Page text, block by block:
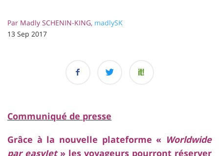
Par Madly SCHENIN-KING, madlySK
13 Sep 2017
Communiqué de presse
Grâce à la nouvelle plateforme « Worldwide
par easyJet» les voyageurs pourront réserver